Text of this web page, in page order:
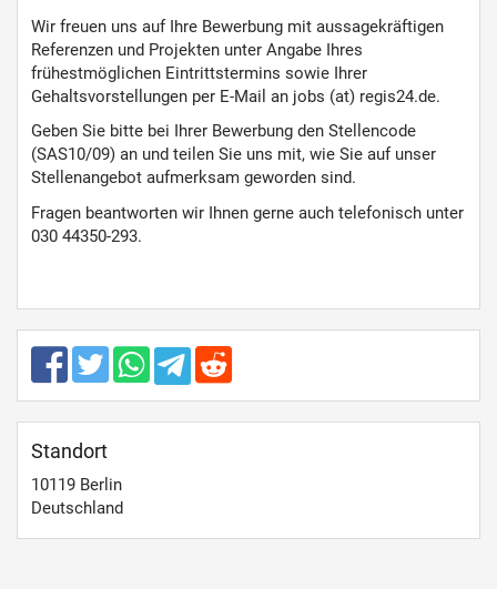
Wir freuen uns auf Ihre Bewerbung mit aussagekräftigen
Referenzen und Projekten unter Angabe Ihres
frühestmöglichen Eintrittstermins sowie Ihrer
Gehaltsvorstellungen per E-Mail an jobs (at) regis24.de.
Geben Sie bitte bei Ihrer Bewerbung den Stellencode
(SAS10/09) an und teilen Sie uns mit, wie Sie auf unser
Stellenangebot aufmerksam geworden sind.
Fragen beantworten wir Ihnen gerne auch telefonisch unter
030 44350-293.
Standort
10119 Berlin
Deutschland